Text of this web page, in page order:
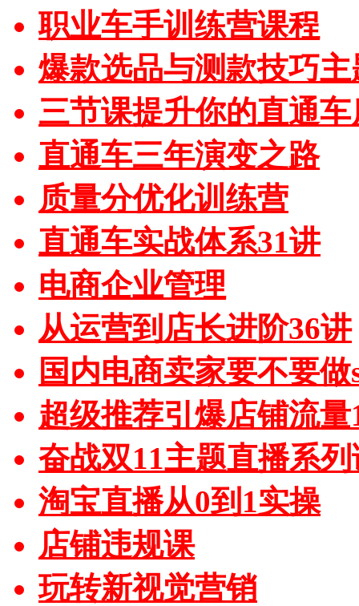
职业车手训练营课程
爆款选品与测款技巧主
三节课提升你的直通
直通车三年演变之路
质量分优化训练营
直通车实战体系31讲
电商企业管理
从运营到店长进阶36讲
国内电商卖家要不要做
超级推荐引爆店铺流量
奋战双11主题直播系列
淘宝直播从0到1实操
店铺违规课
玩转新视觉营销